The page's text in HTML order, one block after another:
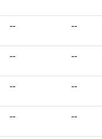
-- --
-- --
-- --
-- --